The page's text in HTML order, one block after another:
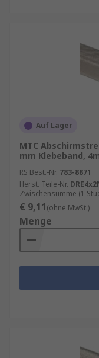
Auf Lager
MTC
mm Klebeband,
RS Best.-Nr. 783-8871
Herst. Teile-Nr.
Zwischensumme (1
€ 9,11(ohne MwSt.)
Menge